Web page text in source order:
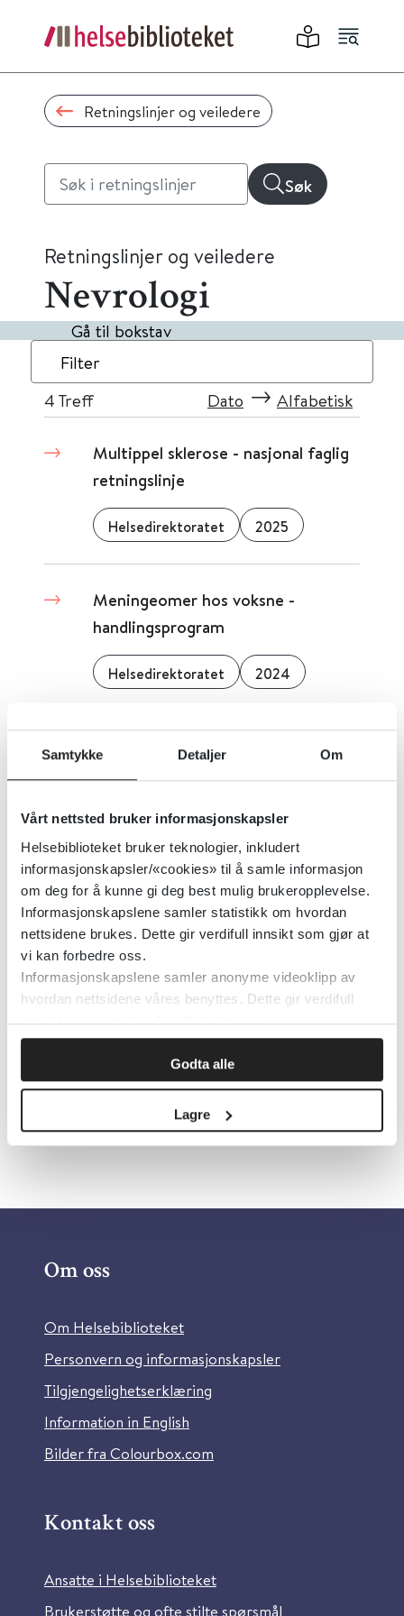
Samtykke Detaljer Om
Vårt nettsted bruker informasjonskapsler
Helsebiblioteket bruker teknologier, inkludert
informasjonskapsler/«cookies» til å samle informasjon
om deg for å kunne gi deg best mulig brukeropplevelse.
Informasjonskapslene samler statistikk om hvordan
nettsidene brukes. Dette gir verdifull innsikt som gjør at
vi kan forbedre oss.
Informasjonskapslene samler anonyme videoklipp av
hvordan nettsidene våres benyttes. Dette gir verdifull
innsikt som gjør at vi kan forbedre oss.
Godta alle
Lagre
Retningslinjer og veiledere
Søk
Retningslinjer og veiledere
Nevrologi
Gå til bokstav
Filter
4 Treff Dato Alfabetisk
Multippel sklerose - nasjonal faglig
retningslinje
Helsedirektoratet 2025
Meningeomer hos voksne -
handlingsprogram
Helsedirektoratet 2024
Multippel sklerose (MS) - T6.5.1 -
Norsk legemiddelhåndbok
Norsk legemiddelhåndbok
Detaljer
Multippel sklerose (MS) - Norsk
MS-veileder
Nasjonal kompetansetjeneste for multippel sklerose 2019
Om oss
Om Helsebiblioteket
Personvern og informasjonskapsler
Tilgjengelighetserklæring
Information in English
Bilder fra Colourbox.com
Kontakt oss
Ansatte i Helsebiblioteket
Brukerstøtte og ofte stilte spørsmål